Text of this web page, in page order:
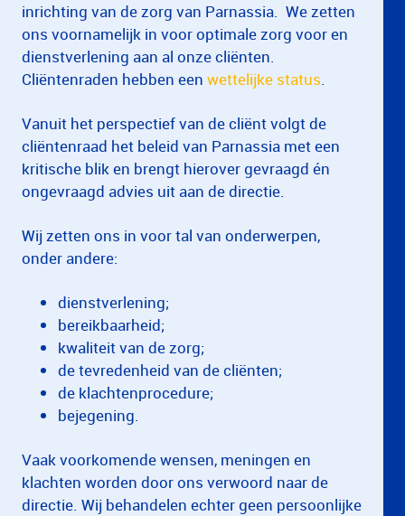
inrichting van de zorg van Parnassia. We zetten
ons voornamelijk in voor optimale zorg voor en
dienstverlening aan al onze cliënten.
Cliëntenraden hebben een wettelijke status.
Vanuit het perspectief van de cliënt volgt de
cliëntenraad het beleid van Parnassia met een
kritische blik en brengt hierover gevraagd én
ongevraagd advies uit aan de directie.
Wij zetten ons in voor tal van onderwerpen,
onder andere:
dienstverlening;
bereikbaarheid;
kwaliteit van de zorg;
de tevredenheid van de cliënten;
de klachtenprocedure;
bejegening.
Vaak voorkomende wensen, meningen en
klachten worden door ons verwoord naar de
directie. Wij behandelen echter geen persoonlijke